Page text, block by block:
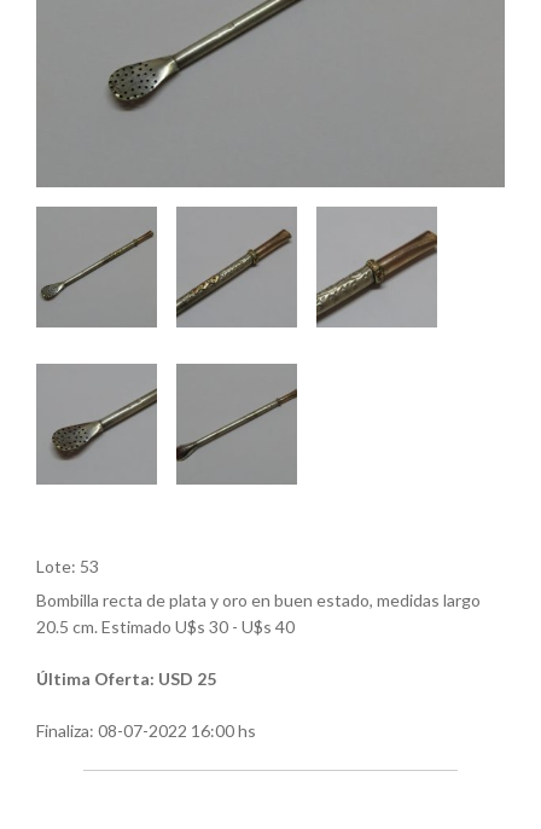
Lote: 53
Bombilla recta de plata y oro en buen estado, medidas largo
20.5 cm. Estimado U$s 30 - U$s 40
Última Oferta: USD 25
Finaliza: 08-07-2022 16:00 hs